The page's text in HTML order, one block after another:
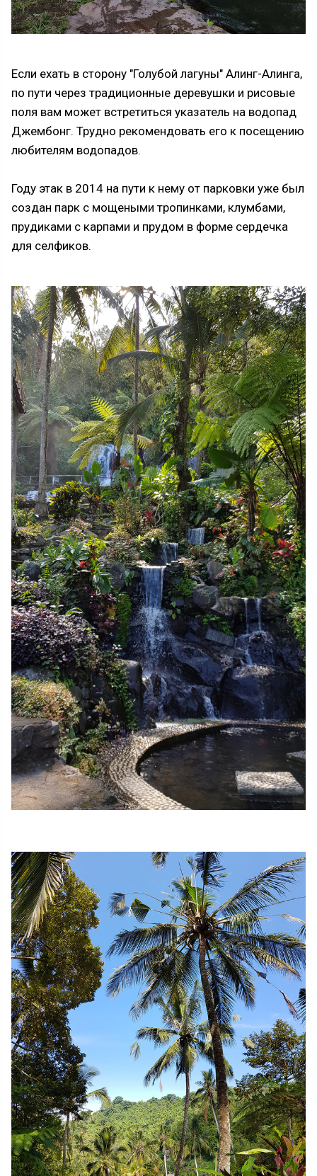
Если ехать в сторону "Голубой лагуны" Алинг-Алинга,
по пути через традиционные деревушки и рисовые
поля вам может встретиться указатель на водопад
Джембонг. Трудно рекомендовать его к посещению
любителям водопадов.
Году этак в 2014 на пути к нему от парковки уже был
создан парк с мощеными тропинками, клумбами,
прудиками с карпами и прудом в форме сердечка
для селфиков.